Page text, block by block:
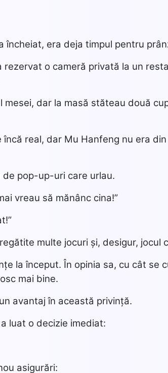
încheiat, era deja timpul pentru
rezervat o cameră privată la un
mesei, dar la masă stăteau două
real, dar Mu Hanfeng nu era
pop-up-uri care urlau.
vreau să mănânc cina!”
multe jocuri și, desigur, jocul
la început. În opinia sa, cu cât se
mai bine.
avantaj în această privință.
luat o decizie imediat:
asigurări: